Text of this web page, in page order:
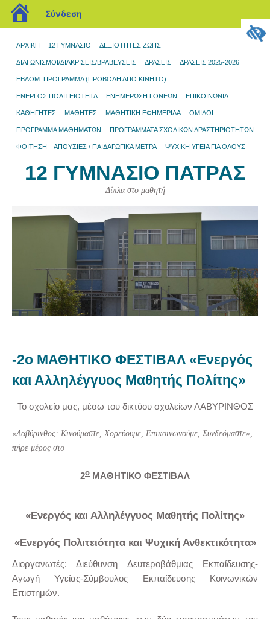
ΑΡΧΙΚΉ 12 ΓΥΜΝΆΣΙΟ ΔΕΞΙΟΤΗΤΕΣ ΖΩΗΣ
ΔΙΑΓΩΝΙΣΜΟΊ/ΔΙΑΚΡΊΣΕΙΣ/ΒΡΑΒΕΎΣΕΙΣ ΔΡΆΣΕΙΣ ΔΡΑΣΕΙΣ 2025-2026
ΕΒΔΟΜ. ΠΡΟΓΡΑΜΜΑ (ΠΡΟΒΟΛΉ ΑΠΌ ΚΙΝΗΤΌ)
ΕΝΕΡΓΟΣ ΠΟΛΙΤΕΙΟΤΗΤΑ ΕΝΗΜΈΡΩΣΗ ΓΟΝΈΩΝ ΕΠΙΚΟΙΝΩΝΊΑ
ΚΑΘΗΓΗΤΕΣ ΜΑΘΗΤΈΣ ΜΑΘΗΤΙΚΉ ΕΦΗΜΕΡΊΔΑ ΌΜΙΛΟΙ
ΠΡΌΓΡΑΜΜΑ ΜΑΘΗΜΆΤΩΝ ΠΡΟΓΡΆΜΜΑΤΑ ΣΧΟΛΙΚΏΝ ΔΡΑΣΤΗΡΙΟΤΉΤΩΝ
ΦΟΙΤΗΣΗ – ΑΠΟΥΣΙΕΣ / ΠΑΙΔΑΓΩΓΙΚΑ ΜΕΤΡΑ ΨΥΧΙΚΗ ΥΓΕΙΑ ΓΙΑ ΟΛΟΥΣ
12 ΓΥΜΝΆΣΙΟ ΠΆΤΡΑΣ
Δίπλα στο μαθητή
-2ο ΜΑΘΗΤΙΚΟ ΦΕΣΤΙΒΑΛ «Ενεργός
και Αλληλέγγυος Μαθητής Πολίτης»
Το σχολείο μας, μέσω του δικτύου σχολείων ΛΑΒΥΡΙΝΘΟΣ
«Λαβύρινθος: Κινούμαστε, Χορεύουμε, Επικοινωνούμε, Συνδεόμαστε»,
πήρε μέρος στο
2ο ΜΑΘΗΤΙΚΟ ΦΕΣΤΙΒΑΛ
«Ενεργός και Αλληλέγγυος Μαθητής Πολίτης»
«Ενεργός Πολιτειότητα και Ψυχική Ανθεκτικότητα»
Διοργανωτές: Διεύθυνση Δευτεροβάθμιας Εκπαίδευσης-
Αγωγή Υγείας-Σύμβουλος Εκπαίδευσης Κοινωνικών
Επιστημών.
blogs.sch.gr
Σύνδεση